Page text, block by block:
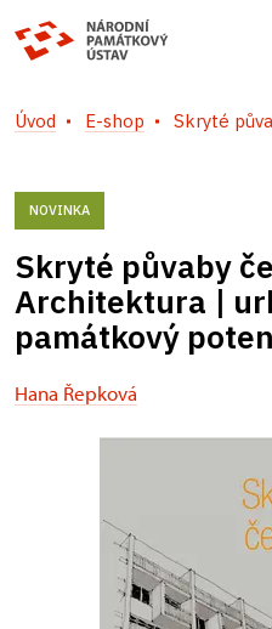
Úvod E-shop Skryté
NOVINKA
Skryté půvaby
Architektura |
památkový
Hana Řepková